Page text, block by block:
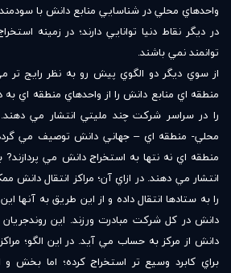
واحدهاي محلي در شناسايي منابع دانش با
در ديگر نقاط دنيا توانايي دارند؛ در زمينه
توانمند نمي باشند.
از سوي ديگر دو الگوي پيش رو به نظر رايج تر
منطقه اي منابع دانش را از واحدهاي منطقه
را در سراسر شرکت چند مليتي انتشار مي
محلي- منطقه اي – جهاني دانش توصيف مي گردد.
منطقه اي نه نتها به استخراج دانش مي
انتشار مي دهند. در ازاي آن؛ مراکز انتقال
را به ستادها انتقال داده و از اين طريق به آنها
دانش در کل شرکت مبادرت ورزند. اين
دانش از مرکز به حساب مي آيد. در اين الگو؛
براي کابرد وسيع تر استخراج کرده؛ اما بخش